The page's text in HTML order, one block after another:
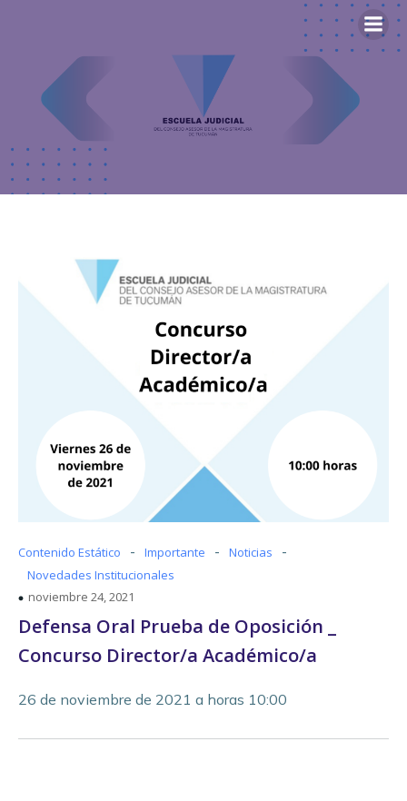
Contenido Estático - Importante - Noticias -
Novedades Institucionales
noviembre 24, 2021
Defensa Oral Prueba de Oposición _
Concurso Director/a Académico/a
26 de noviembre de 2021 a horas 10:00